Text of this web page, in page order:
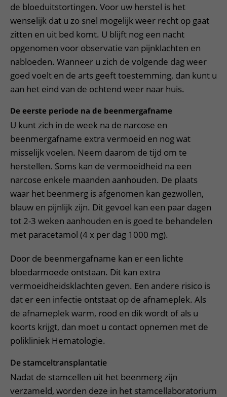
de bloeduitstortingen. Voor uw herstel is het
wenselijk dat u zo snel mogelijk weer recht op gaat
zitten en uit bed komt. U blijft nog een nacht
opgenomen voor observatie van pijnklachten en
nabloeden. Wanneer u zich de volgende dag weer
goed voelt en de arts geeft toestemming, dan kunt u
aan het eind van de ochtend weer naar huis.
De eerste periode na de beenmergafname
U kunt zich in de week na de narcose en
beenmergafname extra vermoeid en nog wat
misselijk voelen. Neem daarom de tijd om te
herstellen. Soms kan de vermoeidheid na een
narcose enkele maanden aanhouden. De plaats
waar het beenmerg is afgenomen kan gezwollen,
blauw en pijnlijk zijn. Dit gevoel kan een paar dagen
tot 2-3 weken aanhouden en is goed te behandelen
met paracetamol (4 x per dag 1000 mg).
Door de beenmergafname kan er een lichte
bloedarmoede ontstaan. Dit kan extra
vermoeidheidsklachten geven. Een andere risico is
dat er een infectie ontstaat op de afnameplek. Als
de afnameplek warm, rood en dik wordt of als u
koorts krijgt, dan moet u contact opnemen met de
polikliniek Hematologie.
De stamceltransplantatie
Nadat de stamcellen uit het beenmerg zijn
verzameld, worden deze in het stamcellaboratorium